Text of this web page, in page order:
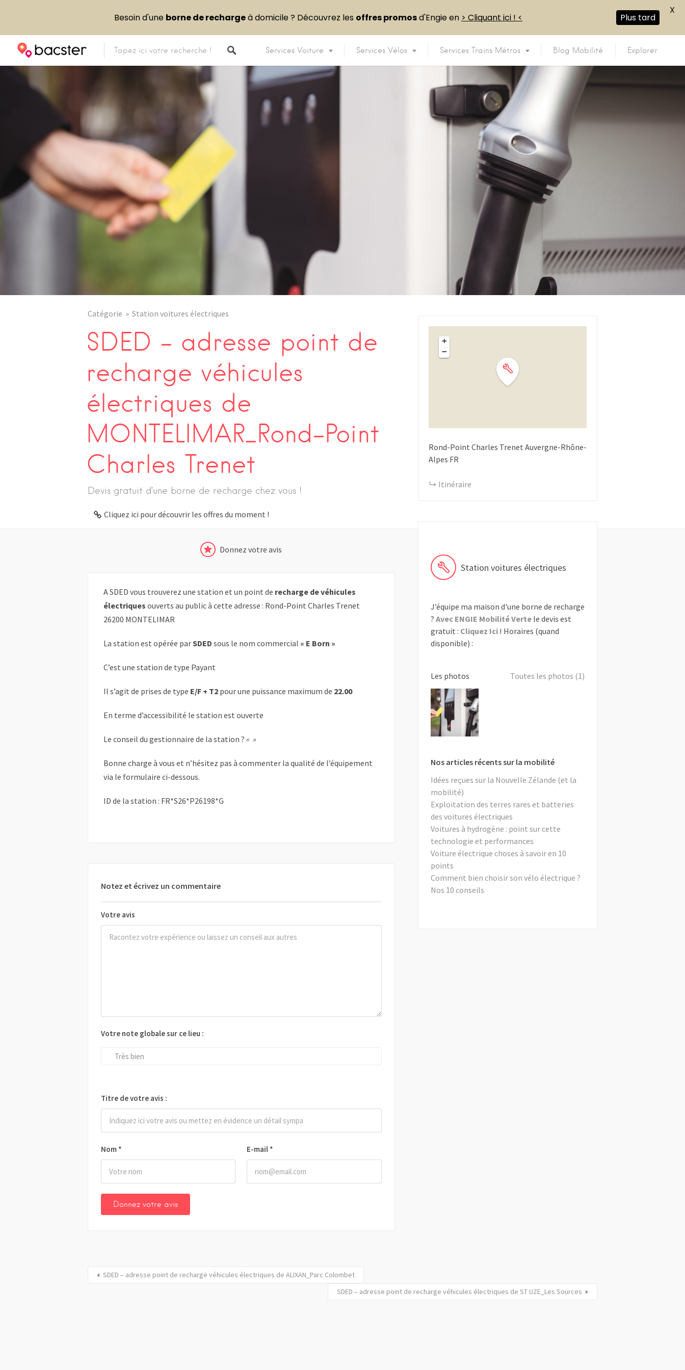
Services Voiture Services Vélos Services Trains Métros Blog Mobilité Explorer
Catégorie Station voitures électriques
SDED – adresse point de
recharge véhicules
électriques de
MONTELIMAR_Rond-Point
Charles Trenet
Devis gratuit d’une borne de recharge chez vous !
Cliquez ici pour découvrir les offres du moment !
Donnez votre avis
A SDED vous trouverez une station et un point de recharge de véhicules
électriques ouverts au public à cette adresse : Rond-Point Charles Trenet
26200 MONTELIMAR
La station est opérée parSDED sous le nom commercial « E Born »
C’est une station de type Payant
Il s’agit de prises de type E/F + T2 pour une puissance maximum de 22.00
En terme d’accessibilité le station est ouverte
Le conseil du gestionnaire de la station ? « »
Bonne charge à vous et n’hésitez pas à commenter la qualité de l’équipement
via le formulaire ci-dessous.
ID de la station : FR*S26*P26198*G
Notez et écrivez un commentaire
Votre avis
Nom * E-mail *
Votre note globale sur ce lieu :
Très bien
Titre de votre avis :
+
−
Rond-Point Charles Trenet Auvergne-Rhône-
Alpes FR
Itinéraire
Station voitures électriques
J’équipe ma maison d'une borne de recharge
? Avec ENGIE Mobilité Vertele devis est
gratuit : Cliquez Ici ! Horaires (quand
disponible) :
Les photos Toutes les photos (1)
Nos articles récents sur la mobilité
Idées reçues sur la Nouvelle Zélande (et la
mobilité)
Exploitation des terres rares et batteries
des voitures électriques
Voitures à hydrogène : point sur cette
technologie et performances
Voiture électrique choses à savoir en 10
points
Comment bien choisir son vélo électrique ?
Nos 10 conseils
SDED – adresse point de recharge véhicules électriques de ALIXAN_Parc Colombet
SDED – adresse point de recharge véhicules électriques de ST UZE_Les Sources
Besoin d'une borne de rechargeà domicile ? Découvrez les offres promosd'Engie en > Cliquant ici ! < Plus tard
X